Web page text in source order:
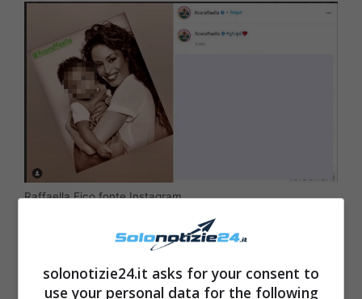
Raffaella Fico fonte Instagram
solonotizie24.it asks for your consent to
use your personal data for the following